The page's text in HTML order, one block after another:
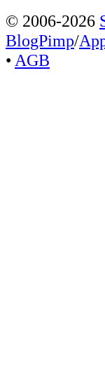
© 2006-2026
BlogPimp/
• AGB